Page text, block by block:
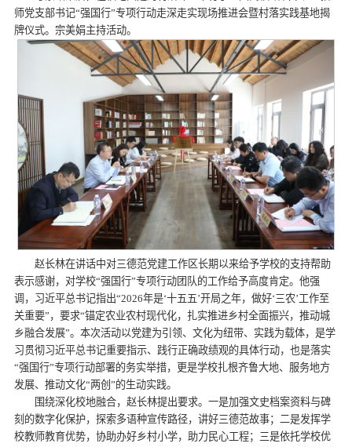
师党支部书记“强国行”专项行动走深走实现场推进会暨村落实践基地揭
牌仪式。宗美娟主持活动。
赵长林在讲话中对三德范党建工作区长期以来给予学校的支持帮助
表示感谢，对学校“强国行”专项行动团队的工作给予高度肯定。他强
调，习近平总书记指出“2026年是‘十五五’开局之年，做好‘三农’工作至
关重要”，要求“锚定农业农村现代化，扎实推进乡村全面振兴，推动城
乡融合发展”。本次活动以党建为引领、文化为纽带、实践为载体，是学
习贯彻习近平总书记重要指示、践行正确政绩观的具体行动，也是落实
“强国行”专项行动部署的务实举措，更是学校扎根齐鲁大地、服务地方
发展、推动文化“两创”的生动实践。
围绕深化校地融合，赵长林提出要求。一是加强文史档案资料与碑
刻的数字化保护，探索多语种宣传路径，讲好三德范故事；二是发挥学
校教师教育优势，协助办好乡村小学，助力民心工程；三是依托学校优